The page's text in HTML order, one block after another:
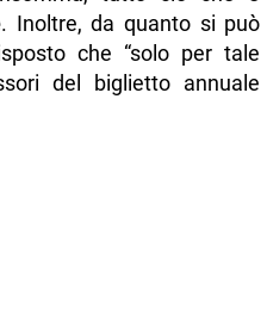
. Inoltre, da quanto si può
che “solo per tale
del biglietto annuale